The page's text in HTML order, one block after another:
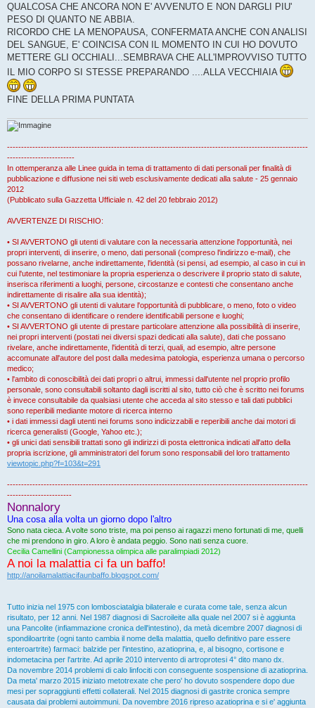
QUALCOSA CHE ANCORA NON E' AVVENUTO E NON DARGLI PIU'
PESO DI QUANTO NE ABBIA.
RICORDO CHE LA MENOPAUSA, CONFERMATA ANCHE CON ANALISI
DEL SANGUE, E' COINCISA CON IL MOMENTO IN CUI HO DOVUTO
METTERE GLI OCCHIALI...SEMBRAVA CHE ALL'IMPROVVISO TUTTO
IL MIO CORPO SI STESSE PREPARANDO ....ALLA VECCHIAIA
FINE DELLA PRIMA PUNTATA
-----------------------------------------------------------------------------------------------------------
------------------------
In ottemperanza alle Linee guida in tema di trattamento di dati personali per finalità di
pubblicazione e diffusione nei siti web esclusivamente dedicati alla salute - 25 gennaio
2012
(Pubblicato sulla Gazzetta Ufficiale n. 42 del 20 febbraio 2012)
AVVERTENZE DI RISCHIO:
• SI AVVERTONO gli utenti di valutare con la necessaria attenzione l'opportunità, nei
propri interventi, di inserire, o meno, dati personali (compreso l'indirizzo e-mail), che
possano rivelarne, anche indirettamente, l'identità (si pensi, ad esempio, al caso in cui in
cui l'utente, nel testimoniare la propria esperienza o descrivere il proprio stato di salute,
inserisca riferimenti a luoghi, persone, circostanze e contesti che consentano anche
indirettamente di risalire alla sua identità);
• SI AVVERTONO gli utenti di valutare l'opportunità di pubblicare, o meno, foto o video
che consentano di identificare o rendere identificabili persone e luoghi;
• SI AVVERTONO gli utente di prestare particolare attenzione alla possibilità di inserire,
nei propri interventi (postati nei diversi spazi dedicati alla salute), dati che possano
rivelare, anche indirettamente, l'identità di terzi, quali, ad esempio, altre persone
accomunate all'autore del post dalla medesima patologia, esperienza umana o percorso
medico;
• l'ambito di conoscibilità dei dati propri o altrui, immessi dall'utente nel proprio profilo
personale, sono consultabili soltanto dagli iscritti al sito, tutto ciò che è scritto nei forums
è invece consultabile da qualsiasi utente che acceda al sito stesso e tali dati pubblici
sono reperibili mediante motore di ricerca interno
• i dati immessi dagli utenti nei forums sono indicizzabili e reperibili anche dai motori di
ricerca generalisti (Google, Yahoo etc.);
• gli unici dati sensibili trattati sono gli indirizzi di posta elettronica indicati all'atto della
propria iscrizione, gli amministratori del forum sono responsabili del loro trattamento
viewtopic.php?f=103&t=291
-----------------------------------------------------------------------------------------------------------
-----------------------
Nonnalory
Una cosa alla volta un giorno dopo l'altro
Sono nata cieca. A volte sono triste, ma poi penso ai ragazzi meno fortunati di me, quelli
che mi prendono in giro. A loro è andata peggio. Sono nati senza cuore.
Cecilia Camellini (Campionessa olimpica alle paralimpiadi 2012)
A noi la malattia ci fa un baffo!
http://anoilamalattiacifaunbaffo.blogspot.com/
Tutto inizia nel 1975 con lombosciatalgia bilaterale e curata come tale, senza alcun
risultato, per 12 anni. Nel 1987 diagnosi di Sacroileite alla quale nel 2007 si è aggiunta
una Pancolite (infiammazione cronica dell'intestino), da metà dicembre 2007 diagnosi di
spondiloartrite (ogni tanto cambia il nome della malattia, quello definitivo pare essere
enteroartrite) farmaci: balzide per l'intestino, azatioprina, e, al bisogno, cortisone e
indometacina per l'artrite. Ad aprile 2010 intervento di artroprotesi 4° dito mano dx.
Da novembre 2014 problemi di calo linfociti con conseguente sospensione di azatioprina.
Da meta' marzo 2015 iniziato metotrexate che pero' ho dovuto sospendere dopo due
mesi per sopraggiunti effetti collaterali. Nel 2015 diagnosi di gastrite cronica sempre
causata dai problemi autoimmuni. Da novembre 2016 ripreso azatioprina e si e' aggiunta